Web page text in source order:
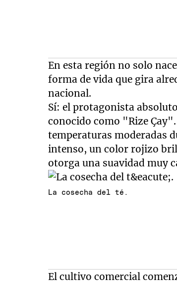
En esta región no solo
forma de vida que gira
nacional.
Sí: el protagonista
conocido como "Rize
temperaturas moderadas
intenso, un color rojizo
otorga una suavidad muy
La cosecha del té.
El cultivo comercial